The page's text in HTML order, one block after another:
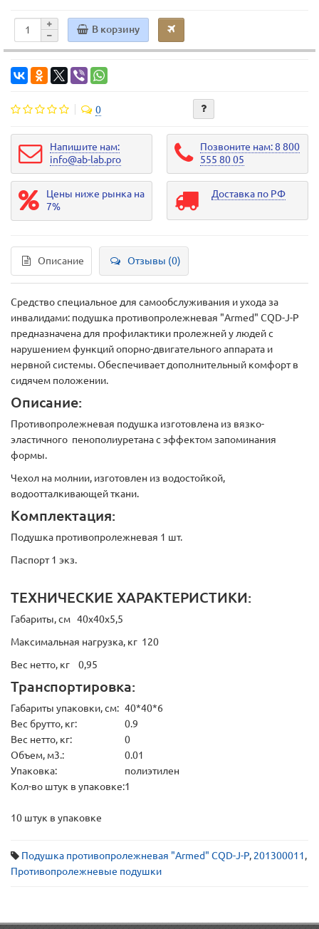
В корзину
0
Напишите нам:
info@ab-lab.pro
Позвоните нам: 8 800
555 80 05
Цены ниже рынка на
7%
Доставка по РФ
Описание Отзывы (0)
Средство специальное для самообслуживания и ухода за
инвалидами: подушка противопролежневая "Armed" CQD-J-P
предназначена для профилактики пролежней у людей с
нарушением функций опорно-двигательного аппарата и
нервной системы. Обеспечивает дополнительный комфорт в
сидячем положении.
Описание:
Противопролежневая подушка изготовлена из вязко-
эластичного пенополиуретана с эффектом запоминания
формы.
Чехол на молнии, изготовлен из водостойкой,
водоотталкивающей ткани.
Комплектация:
Подушка противопролежневая 1 шт.
Паспорт 1 экз.
ТЕХНИЧЕСКИЕ ХАРАКТЕРИСТИКИ:
Габариты, см 40х40х5,5
Максимальная нагрузка, кг 120
Вес нетто, кг 0,95
Транспортировка:
Габариты упаковки, см: 40*40*6
Вес брутто, кг:
0.9
Вес нетто, кг:
0
Объем, м3.:
0.01
Упаковка:
полиэтилен
Кол-во штук в упаковке:1
10 штук в упаковке
Подушка противопролежневая "Armed" CQD-J-P, 201300011,
Противопролежневые подушки